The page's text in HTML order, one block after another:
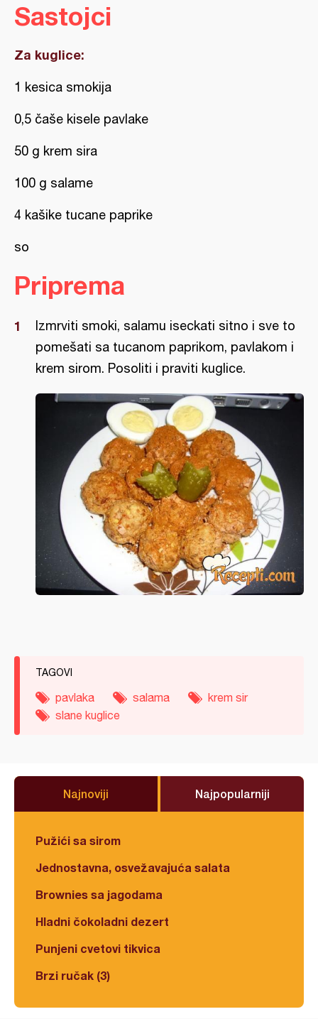
Sastojci
Za kuglice:
1 kesica smokija
0,5 čaše kisele pavlake
50 g krem sira
100 g salame
4 kašike tucane paprike
so
Priprema
Izmrviti smoki, salamu iseckati sitno i sve to
pomešati sa tucanom paprikom, pavlakom i
krem sirom. Posoliti i praviti kuglice.
TAGOVI
pavlaka salama
krem sir
slane kuglice
Najnoviji Najpopularniji
Pužići sa sirom
Jednostavna, osvežavajuća salata
Brownies sa jagodama
Hladni čokoladni dezert
Punjeni cvetovi tikvica
Brzi ručak (3)